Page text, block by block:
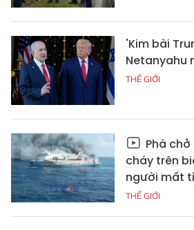
'Kim bài
Netanyahu
THẾ GIỚI
Phà
cháy trên
người mất
THẾ GIỚI